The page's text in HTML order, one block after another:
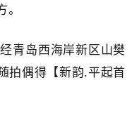
青岛西海岸新区山樊
拍偶得【新韵.平起首